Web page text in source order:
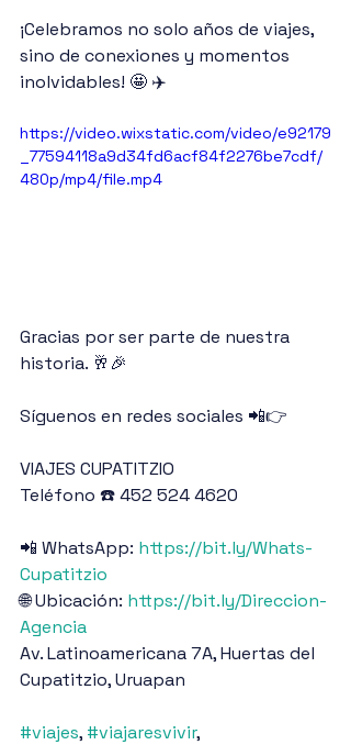
¡Celebramos no solo años de viajes,
sino de conexiones y momentos
inolvidables! 🤩 ✈️
https://video.wixstatic.com/video/e92179
_77594118a9d34fd6acf84f2276be7cdf/
480p/mp4/file.mp4
Gracias por ser parte de nuestra
historia. 🥂🎉
Síguenos en redes sociales 📲👉
VIAJES CUPATITZIO
Teléfono ☎️ 452 524 4620
📲 WhatsApp: https://bit.ly/Whats-
Cupatitzio
🌐 Ubicación: https://bit.ly/Direccion-
Agencia
Av. Latinoamericana 7A, Huertas del
Cupatitzio, Uruapan
#viajes, #viajaresvivir,